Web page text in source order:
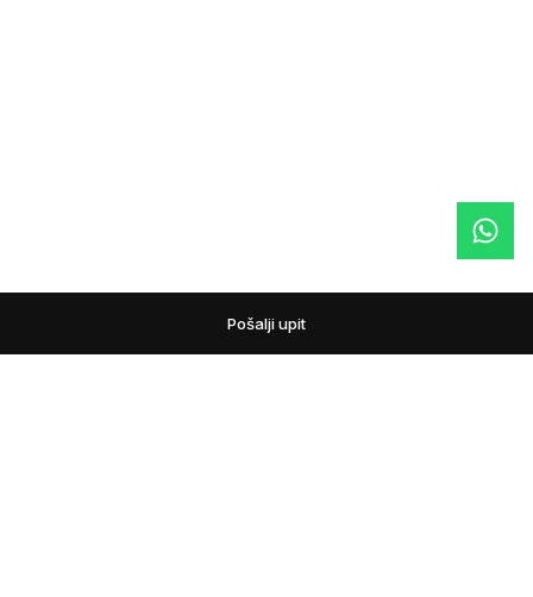
Pošalji upit